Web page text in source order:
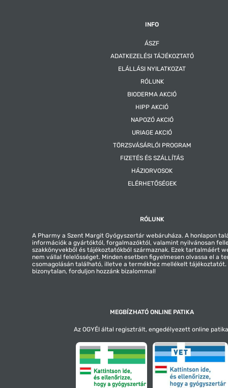
INFO
ÁSZF
ADATKEZELÉSI TÁJÉKOZTATÓ
ELÁLLÁSI NYILATKOZAT
RÓLUNK
BIODERMA AKCIÓ
HIPP AKCIÓ
NAPOZÓ AKCIÓ
URIAGE AKCIÓ
TÖRZSVÁSÁRLÓI PROGRAM
FIZETÉS ÉS SZÁLLÍTÁS
HÁZIORVOSOK
ELÉRHETŐSÉGEK
RÓLUNK
A Pharmy a Szent Margit Gyógyszertár webáruháza. A honlapon
információk a gyártóktól, forgalmazóktól, valamint nyilvánosan
szakkönyvekből és tájékoztatókból származnak. Ezek tartalmáért
nem vállal felelősséget. Minden esetben figyelmesen olvassa el a
csomagolásán található, illetve a termékhez mellékelt tájékoztatót.
bizonytalan, forduljon hozzánk bizalommal!
MEGBÍZHATÓ ONLINE PATIKA
Az OGYÉI által regisztrált, engedélyezett online